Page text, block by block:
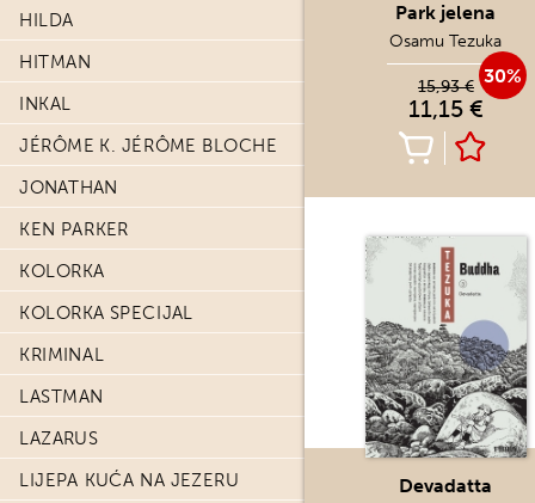
HILDA
HITMAN
INKAL
JÉRÔME K. JÉRÔME BLOCHE
JONATHAN
KEN PARKER
KOLORKA
KOLORKA SPECIJAL
KRIMINAL
LASTMAN
LAZARUS
LIJEPA KUĆA NA JEZERU
Park jelena
Osamu Tezuka
30%
15,93 €
11,15 €
Devadatta